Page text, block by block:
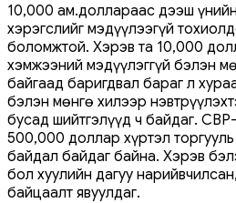
10,000 ам.доллараас дээш
хэрэгслийг мэдүүлээгүй
боломжтой. Хэрэв та 10,000
хэмжээний мэдүүлэггүй бэлэн
байгаад баригдвал бараг л
бэлэн мөнгө хилээр
бусад шийтгэлүүд ч байдаг.
500,000 доллар хүртэл
байдал байдаг байна. Хэрэв
бол хуулийн дагуу
байцаалт явуулдаг.